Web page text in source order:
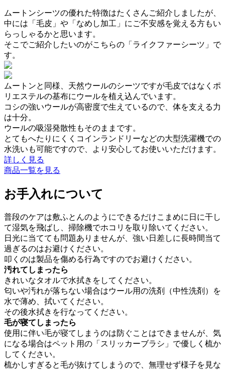
ムートンシーツの優れた特徴はたくさんご紹介しましたが、
中には「毛皮」や「なめし加工」にご不安感を覚える方もい
らっしゃるかと思います。
そこでご紹介したいのがこちらの「ライクファーシーツ」で
す。
ムートンと同様、天然ウールのシーツですが毛皮ではなくポ
リエステルの基布にウールを植え込んでいます。
コシの強いウールが高密度で生えているので、体を支える力
は十分。
ウールの吸湿発散性もそのままです。
とてもへたりにくくコインランドリーなどの大型洗濯機での
水洗いも可能ですので、より安心してお使いいただけます。
詳しく見る
商品一覧を見る
お手入れについて
普段のケアは敷ふとんのようにできるだけこまめに日に干し
て湿気を飛ばし、掃除機でホコリを取り除いてください。
日光に当てても問題ありませんが、強い日差しに長時間当て
過ぎるのはお避けください。
叩くのは製品を傷める行為ですのでお避けください。
汚れてしまったら
きれいなタオルで水拭きをしてください。
匂いや汚れが落ちない場合はウール用の洗剤（中性洗剤）を
水で薄め、拭いてください。
その後水拭きを行なってください。
毛が寝てしまったら
使用に伴い毛が寝てしまうのは防ぐことはできませんが、気
になる場合はペット用の「スリッカーブラシ」で優しく梳か
してください。
梳かしすぎると毛が抜けてしまうので、無理せず様子を見な